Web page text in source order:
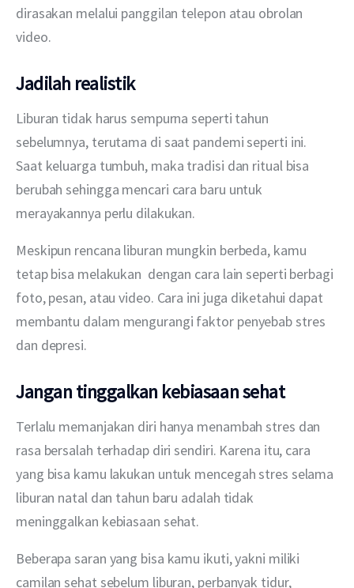
dirasakan melalui panggilan telepon atau obrolan
video.
Jadilah realistik
Liburan tidak harus sempurna seperti tahun
sebelumnya, terutama di saat pandemi seperti ini.
Saat keluarga tumbuh, maka tradisi dan ritual bisa
berubah sehingga mencari cara baru untuk
merayakannya perlu dilakukan.
Meskipun rencana liburan mungkin berbeda, kamu
tetap bisa melakukan  dengan cara lain seperti berbagi
foto, pesan, atau video. Cara ini juga diketahui dapat
membantu dalam mengurangi faktor penyebab stres
dan depresi.
Jangan tinggalkan kebiasaan sehat
Terlalu memanjakan diri hanya menambah stres dan
rasa bersalah terhadap diri sendiri. Karena itu, cara
yang bisa kamu lakukan untuk mencegah stres selama
liburan natal dan tahun baru adalah tidak
meninggalkan kebiasaan sehat.
Beberapa saran yang bisa kamu ikuti, yakni miliki
camilan sehat sebelum liburan, perbanyak tidur,